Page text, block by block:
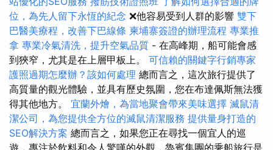
位，為先人留下永恆的紀念 ❌他容易受到人群的影響 雙下
巴醫美療程，改善下巴線條 柬埔寨簽證的辦理流程 專業推
拿 專業冷氣清洗，提升空氣品質 - 在高峰期，船可能會感
到狹窄，尤其是在上層甲板上。 可信賴的關鍵字行銷專家
護照過期怎麼辦？該如何處理 總而言之，這次旅行提供了
高質量的觀光體驗，並具有歷史氛圍，您在布達佩斯無法獲
得其他地方。 宜蘭外燴，為當地聚會帶來美味選擇 滅鼠清
潔公司，為您提供全方位的滅鼠清潔服務 提供量身打造的
SEO解決方案 總而言之，如果您正在尋找一個宜人的巡
遊，專注於飲料和令人驚嘆的外觀，魯賓集團的乘船旅行是